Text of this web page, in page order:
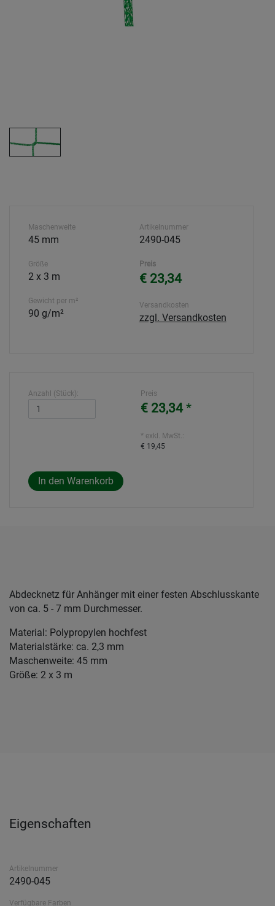
Maschenweite
45 mm
Größe
2 x 3 m
Gewicht per m²
90 g/m²
Artikelnummer
2490-045
Preis
€ 23,34
Versandkosten
zzgl. Versandkosten
Anzahl (Stück): Preis
€ 23,34*
* exkl. MwSt.:
€ 19,45
Abdecknetz für Anhänger mit einer festen Abschlusskante
von ca. 5 - 7 mm Durchmesser.
Material: Polypropylen hochfest
Materialstärke: ca. 2,3 mm
Maschenweite: 45 mm
Größe: 2 x 3 m
Eigenschaften
Artikelnummer
2490-045
Verfügbare Farben